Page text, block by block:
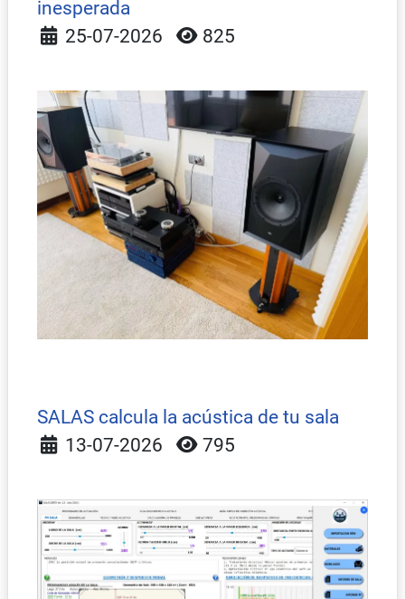
inesperada
Detalles
25-07-2026 825
SALAS calcula la acústica de tu sala
Detalles
13-07-2026 795